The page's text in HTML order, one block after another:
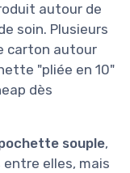
autour de
soin. Plusieurs
carton autour
"pliée en 10"
dès
souple,
elles, mais